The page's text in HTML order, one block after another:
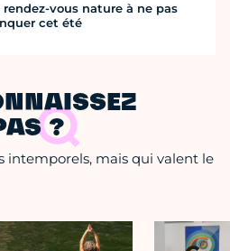
rendez-vous nature à ne pas
cet été
?
intemporels, mais qui valent le